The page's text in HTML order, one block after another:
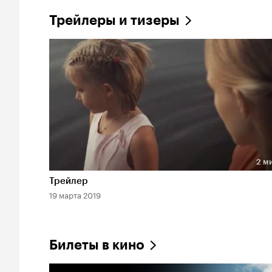
Трейлеры и тизеры
Длительность 2 мин
2
Трейлер
19 марта 2019
Билеты в кино